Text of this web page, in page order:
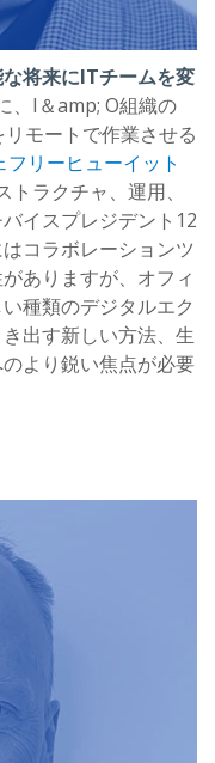
将来にITチームを変
、I＆amp; O組織の
モートで作業させる
フリーヒューイット
ラクチャ、運用、
イスプレジデント12
コラボレーションツ
ありますが、オフィ
種類のデジタルエク
出す新しい方法、生
より鋭い焦点が必要